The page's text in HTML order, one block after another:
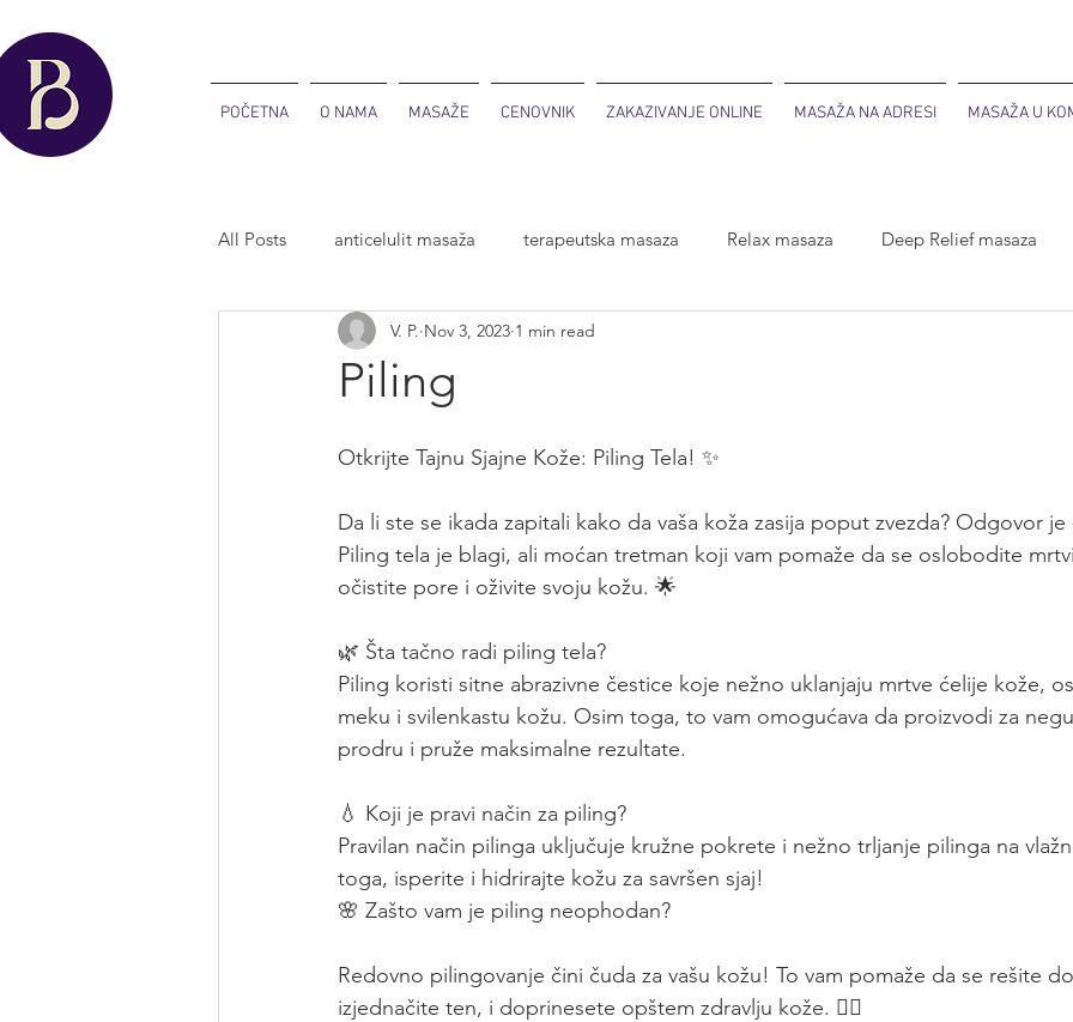
POČETNA O NAMA MASAŽE CENOVNIK ZAKAZIVANJE ONLINE MASAŽA NA ADRESI MASAŽA U
All Posts anticelulit masaža terapeutska masaza Relax masaza Deep Relief masaza
Poklon vaucer sportska masaza
Piling
V. P. Nov 3, 2023 1 min read
Otkrijte Tajnu Sjajne Kože: Piling Tela! ✨
Da li ste se ikada zapitali kako da vaša koža zasija poput zvezda? Odgovor je
Piling tela je blagi, ali moćan tretman koji vam pomaže da se oslobodite
očistite pore i oživite svoju kožu. 🌟
🌿 Šta tačno radi piling tela?
Piling koristi sitne abrazivne čestice koje nežno uklanjaju mrtve ćelije kože,
meku i svilenkastu kožu. Osim toga, to vam omogućava da proizvodi za
prodru i pruže maksimalne rezultate.
💧 Koji je pravi način za piling?
Pravilan način pilinga uključuje kružne pokrete i nežno trljanje pilinga na
toga, isperite i hidrirajte kožu za savršen sjaj!
🌸 Zašto vam je piling neophodan?
Redovno pilingovanje čini čuda za vašu kožu! To vam pomaže da se rešite
izjednačite ten, i doprinesete opštem zdravlju kože. 💁‍♀️